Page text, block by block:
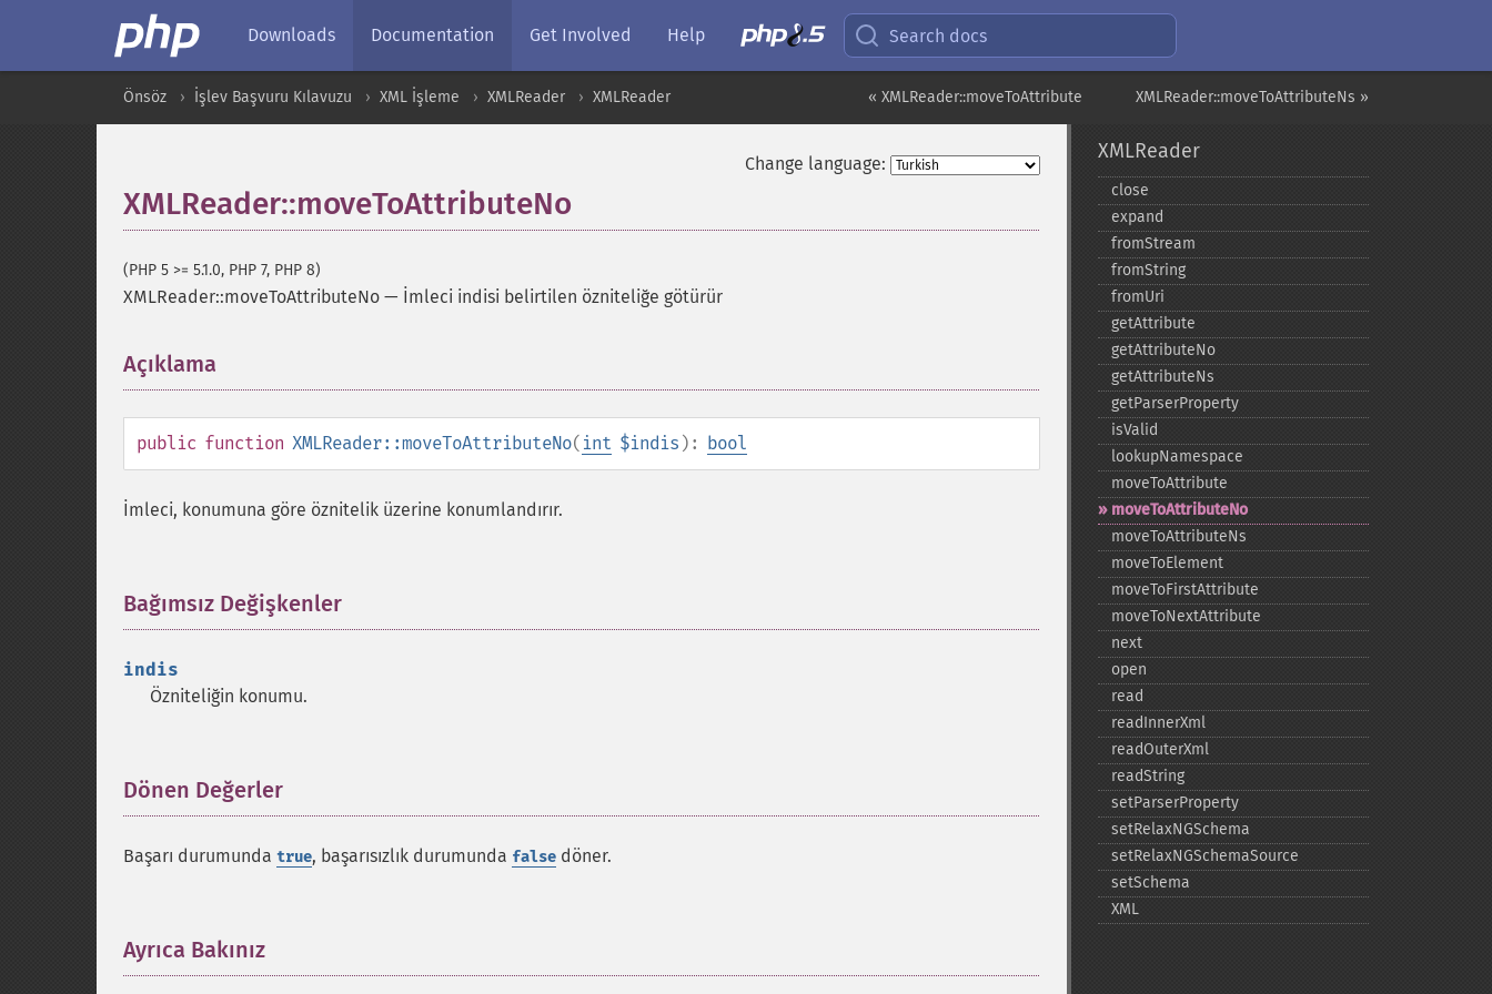
Downloads Documentation Get Involved Help Search docs
XMLReader::moveToAttributeNs »
« XMLReader::moveToAttribute
Önsöz İşlev Başvuru Kılavuzu XML İşleme XMLReader XMLReader
Change language:
XMLReader::moveToAttributeNo
(PHP 5 >= 5.1.0, PHP 7, PHP 8)
XMLReader::moveToAttributeNo — İmleci indisi belirtilen özniteliğe götürür
Açıklama
public function XMLReader::moveToAttributeNo( int $indis ): bool
İmleci, konumuna göre öznitelik üzerine konumlandırır.
Bağımsız Değişkenler
indis
Özniteliğin konumu.
Dönen Değerler
Başarı durumunda true, başarısızlık durumunda false döner.
Ayrıca Bakınız
XMLReader
close
expand
fromStream
fromString
fromUri
getAttribute
getAttributeNo
getAttributeNs
getParserProperty
isValid
lookupNamespace
moveToAttribute
moveToAttributeNo
moveToAttributeNs
moveToElement
moveToFirstAttribute
moveToNextAttribute
next
open
read
readInnerXml
readOuterXml
readString
setParserProperty
setRelaxNGSchema
setRelaxNGSchemaSource
setSchema
XML